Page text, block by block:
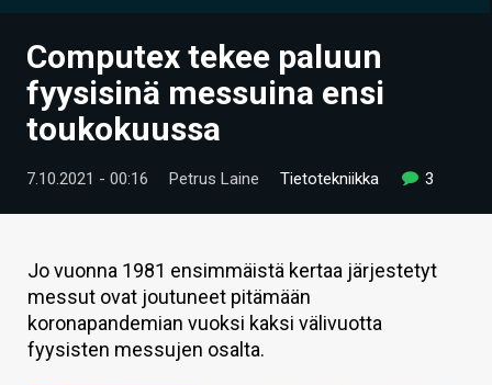
UUTISET
ARTIKKELIT
VIDEOT
TECHBBS
TIETOA
HINTA.FI
KAUPPA
Computex tekee paluun
fyysisinä messuina ensi
toukokuussa
7.10.2021 - 00:16 Petrus Laine Tietotekniikka 3
Jo vuonna 1981 ensimmäistä kertaa järjestetyt
messut ovat joutuneet pitämään
koronapandemian vuoksi kaksi välivuotta
fyysisten messujen osalta.